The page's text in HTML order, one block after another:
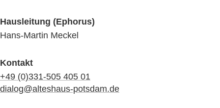
Hausleitung (Ephorus)
Hans-Martin Meckel
Kontakt
+49 (0)331-505 405 01
dialog@alteshaus-potsdam.de